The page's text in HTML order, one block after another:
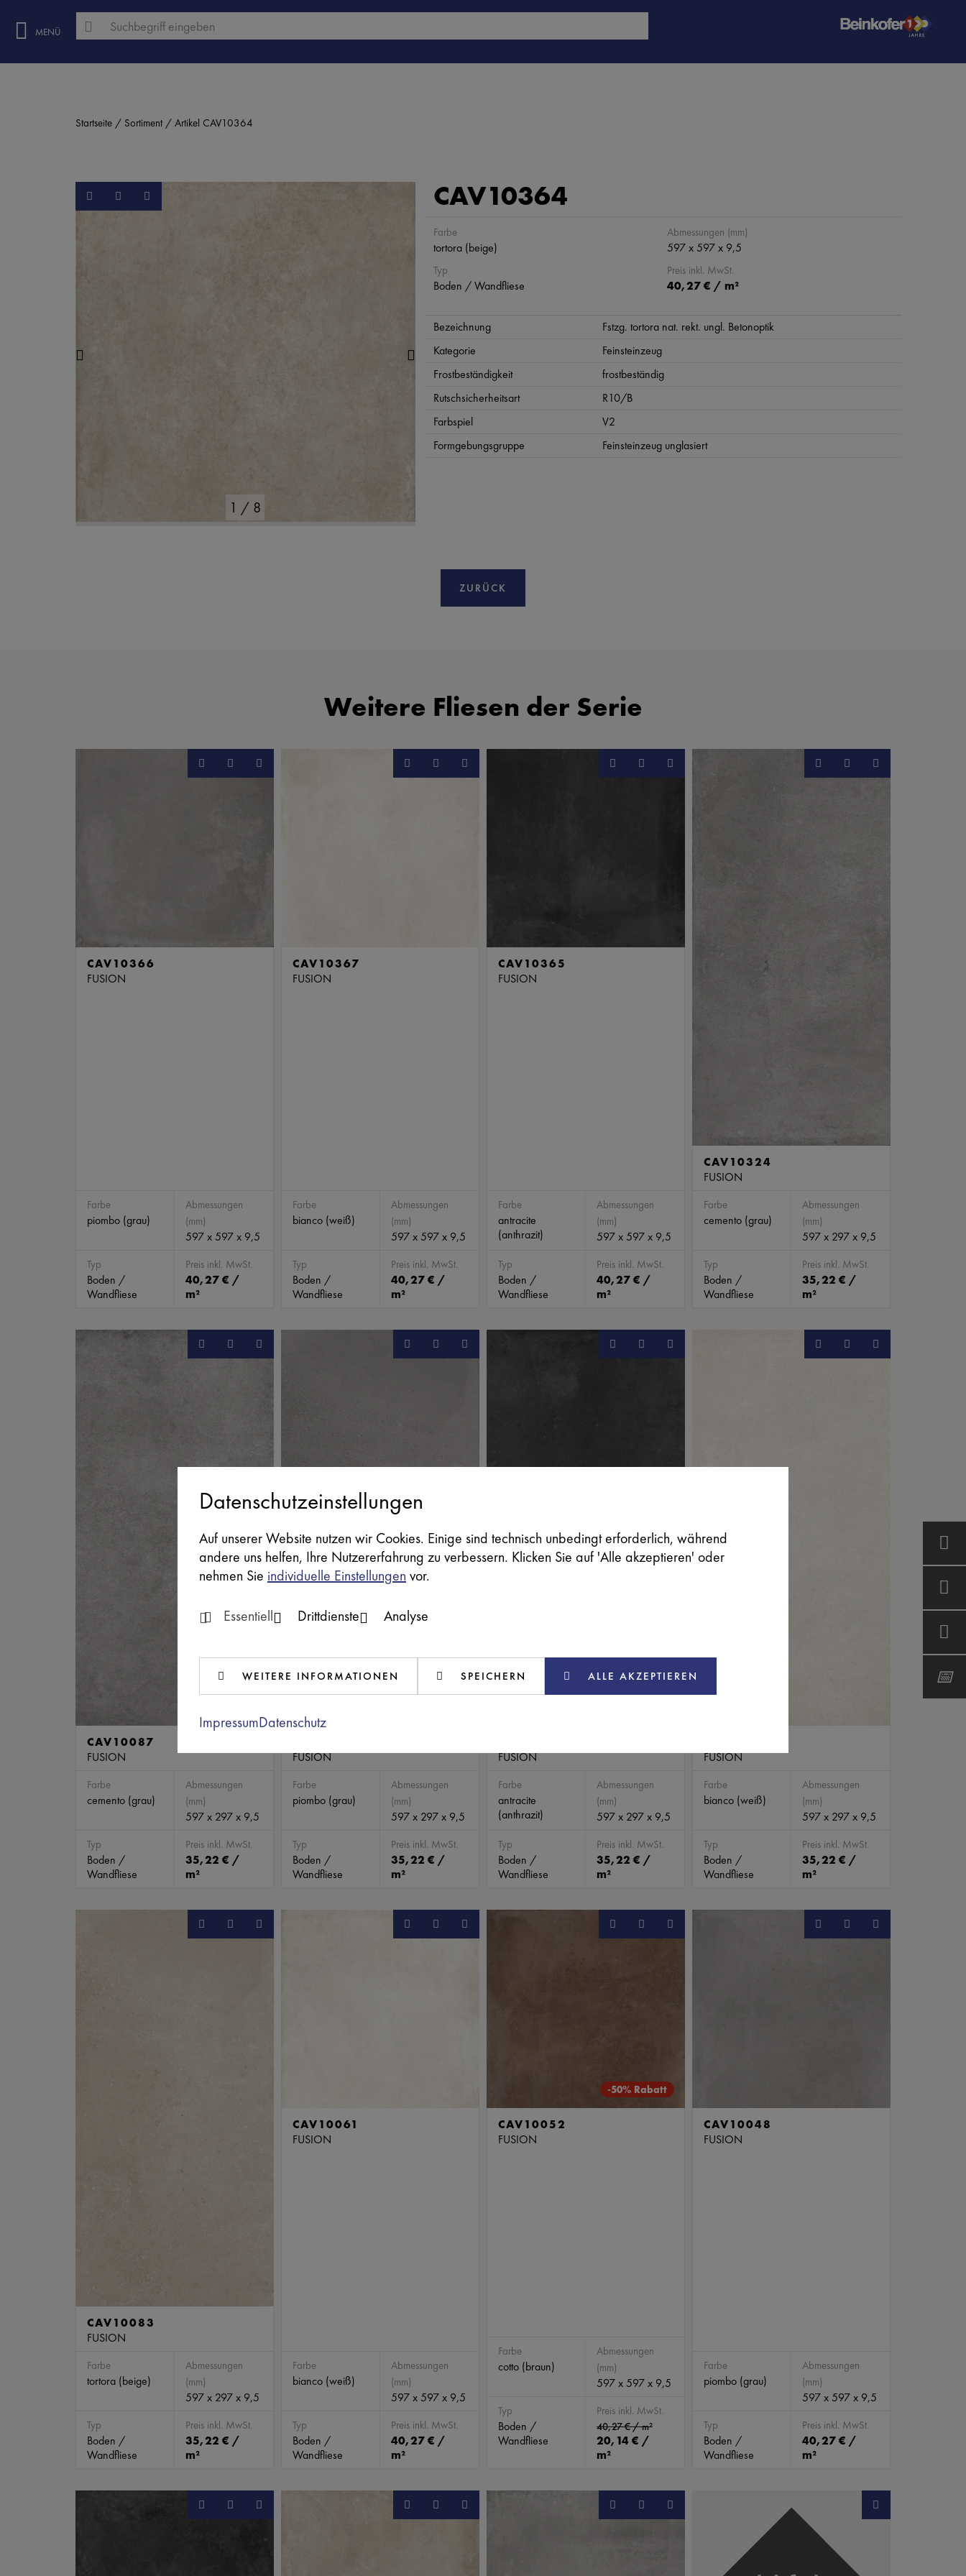
MENÜ
Startseite Sortiment Artikel CAV10364
CAV10364
1 / 8
Farbe
tortora (beige)
Abmessungen (mm)
597 x 597 x 9,5
Typ
Boden / Wandfliese
Preis inkl. MwSt.
40,27 € / m²
Bezeichnung
Fstzg. tortora nat. rekt. ungl. Betonoptik
Kategorie
Feinsteinzeug
Frostbeständigkeit
frostbeständig
Rutschsicherheitsart
R10/B
Farbspiel
V2
Formgebungsgruppe
Feinsteinzeug unglasiert
ZURÜCK
Weitere Fliesen der Serie
CAV10366
FUSION
Farbe
piombo (grau)
Abmessungen
(mm)
597 x 597 x 9,5
Typ
Boden /
Wandfliese
Preis inkl. MwSt.
40,27 € /
m²
CAV10367
FUSION
Farbe
bianco (weiß)
Abmessungen
(mm)
597 x 597 x 9,5
Typ
Boden /
Wandfliese
Preis inkl. MwSt.
40,27 € /
m²
CAV10365
FUSION
Farbe
antracite
(anthrazit)
Abmessungen
(mm)
597 x 597 x 9,5
Typ
Boden /
Wandfliese
Preis inkl. MwSt.
40,27 € /
m²
CAV10324
FUSION
Farbe
cemento (grau)
Abmessungen
(mm)
597 x 297 x 9,5
Typ
Boden /
Wandfliese
Preis inkl. MwSt.
35,22 € /
m²
CAV10087
FUSION
Farbe
cemento (grau)
Abmessungen
(mm)
597 x 297 x 9,5
Typ
Boden /
Wandfliese
Preis inkl. MwSt.
35,22 € /
m²
FUSION
Farbe
piombo (grau)
Abmessungen
(mm)
597 x 297 x 9,5
Typ
Boden /
Wandfliese
Preis inkl. MwSt.
35,22 € /
m²
FUSION
Farbe
antracite
(anthrazit)
Abmessungen
(mm)
597 x 297 x 9,5
Typ
Boden /
Wandfliese
Preis inkl. MwSt.
35,22 € /
m²
FUSION
Farbe
bianco (weiß)
Abmessungen
(mm)
597 x 297 x 9,5
Typ
Boden /
Wandfliese
Preis inkl. MwSt.
35,22 € /
m²
CAV10083
FUSION
Farbe
tortora (beige)
Abmessungen
(mm)
597 x 297 x 9,5
Typ
Boden /
Wandfliese
Preis inkl. MwSt.
35,22 € /
m²
CAV10061
FUSION
Farbe
bianco (weiß)
Abmessungen
(mm)
597 x 597 x 9,5
Typ
Boden /
Wandfliese
Preis inkl. MwSt.
40,27 € /
m²
-50% Rabatt
CAV10052
FUSION
Farbe
cotto (braun)
Abmessungen
(mm)
597 x 597 x 9,5
Typ
Boden /
Wandfliese
Preis inkl. MwSt.
40,27 € / m²
20,14 € /
m²
CAV10048
FUSION
Farbe
piombo (grau)
Abmessungen
(mm)
597 x 597 x 9,5
Typ
Boden /
Wandfliese
Preis inkl. MwSt.
40,27 € /
m²
Datenschutzeinstellungen
Auf unserer Website nutzen wir Cookies. Einige sind technisch unbedingt erforderlich, während
andere uns helfen, Ihre Nutzererfahrung zu verbessern. Klicken Sie auf 'Alle akzeptieren' oder
nehmen Sie individuelle Einstellungen vor.
Essentiell Drittdienste Analyse
WEITERE INFORMATIONEN SPEICHERN ALLE AKZEPTIEREN
ImpressumDatenschutz